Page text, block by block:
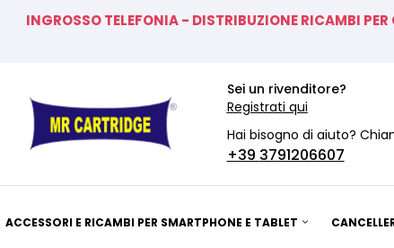
INGROSSO TELEFONIA - DISTRIBUZIONE RICAMBI
Sei un rivenditore?
Registrati qui
Hai bisogno di aiuto?
+39 3791206607
ACCESSORI E RICAMBI PER SMARTPHONE E TABLET